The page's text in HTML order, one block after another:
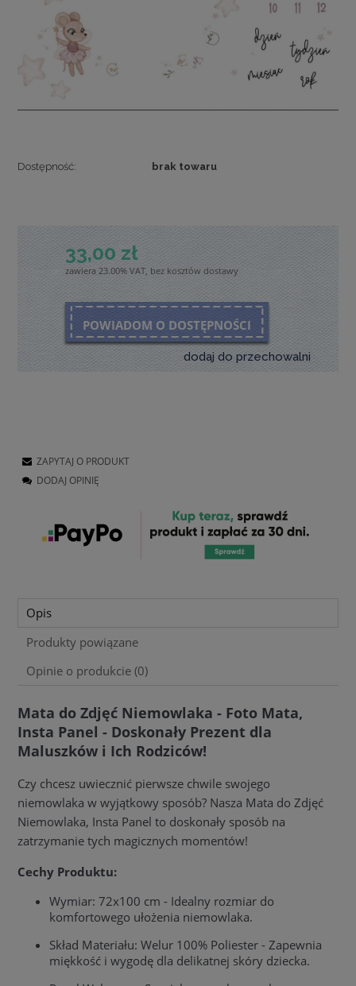
Dostępność: brak towaru
33,00 zł
zawiera 23.00% VAT, bez kosztów dostawy
POWIADOM O DOSTĘPNOŚCI
dodaj do przechowalni
ZAPYTAJ O PRODUKT
DODAJ OPINIĘ
Opis
Produkty powiązane
Opinie o produkcie (0)
Mata do Zdjęć Niemowlaka - Foto Mata,
Insta Panel - Doskonały Prezent dla
Maluszków i Ich Rodziców!
Czy chcesz uwiecznić pierwsze chwile swojego
niemowlaka w wyjątkowy sposób? Nasza Mata do Zdjęć
Niemowlaka, Insta Panel to doskonały sposób na
zatrzymanie tych magicznych momentów!
Cechy Produktu:
Wymiar: 72x100 cm - Idealny rozmiar do
komfortowego ułożenia niemowlaka.
Skład Materiału: Welur 100% Poliester - Zapewnia
miękkość i wygodę dla delikatnej skóry dziecka.